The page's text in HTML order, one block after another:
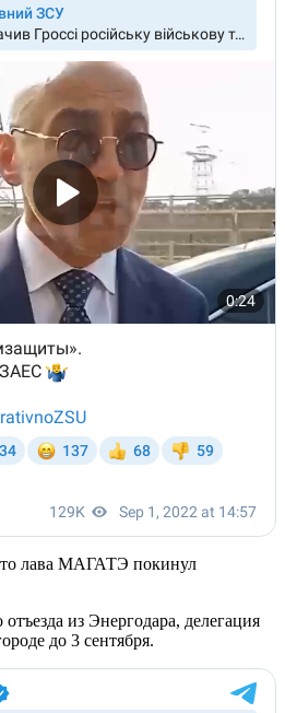
лава МАГАТЭ покинул
из Энергодара, делегация
до 3 сентября.